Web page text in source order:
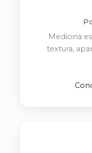
Medicina
textura,